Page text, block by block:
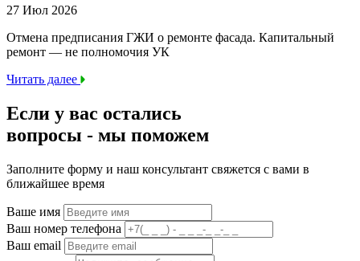
27 Июл 2026
Отмена предписания ГЖИ о ремонте фасада. Капитальный
ремонт — не полномочия УК
Читать далее
Если у вас остались
вопросы - мы поможем
Заполните форму и наш консультант свяжется с вами в
ближайшее время
Ваше имя
Ваш номер телефона
Ваш email